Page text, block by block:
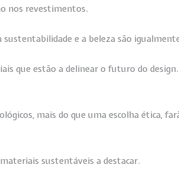
nos revestimentos.
sustentabilidade e a beleza são
que estão a delinear o futuro do design.
mais do que uma escolha ética,
sustentáveis a destacar.